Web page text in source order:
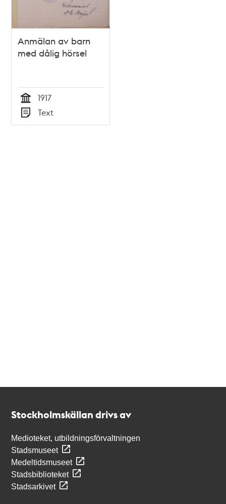
Anmälan av barn
med dålig hörsel
Tid
1917
Typ
Text
Stockholmskällan drivs av
Medioteket, utbildningsförvaltningen
Stadsmuseet
Medeltidsmuseet
Stadsbiblioteket
Stadsarkivet